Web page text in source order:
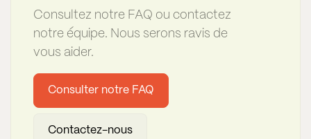
Consultez notre FAQ ou contactez
notre équipe. Nous serons ravis de
vous aider.
Consulter notre FAQ
Contactez-nous